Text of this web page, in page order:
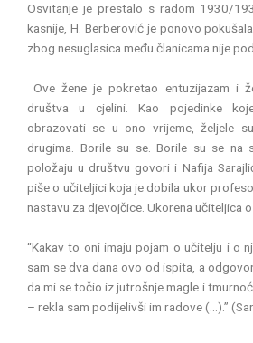
Osvitanje je prestalo s radom 1930/
kasnije, H. Berberović je ponovo
zbog nesuglasica među članicama nije
Ove žene je pokretao entuzijazam i
društva u cjelini. Kao pojedinke
obrazovati se u ono vrijeme, željele
drugima. Borile su se. Borile su se na
položaju u društvu govori i Nafija
piše o učiteljici koja je dobila ukor
nastavu za djevojčice. Ukorena učiteljica
“Kakav to oni imaju pojam o učitelju i o
sam se dva dana ovo od ispita, a
da mi se točio iz jutrošnje magle i
– rekla sam podijelivši im radove (…).”